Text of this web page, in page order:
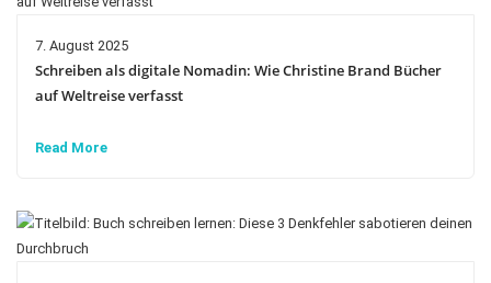
7. August 2025
Schreiben als digitale Nomadin: Wie Christine Brand Bücher
auf Weltreise verfasst
Read More